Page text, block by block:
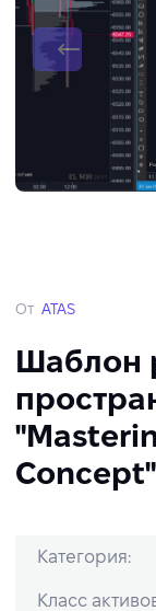
От ATAS
Шаблон
Concept"
Категория:
Класс